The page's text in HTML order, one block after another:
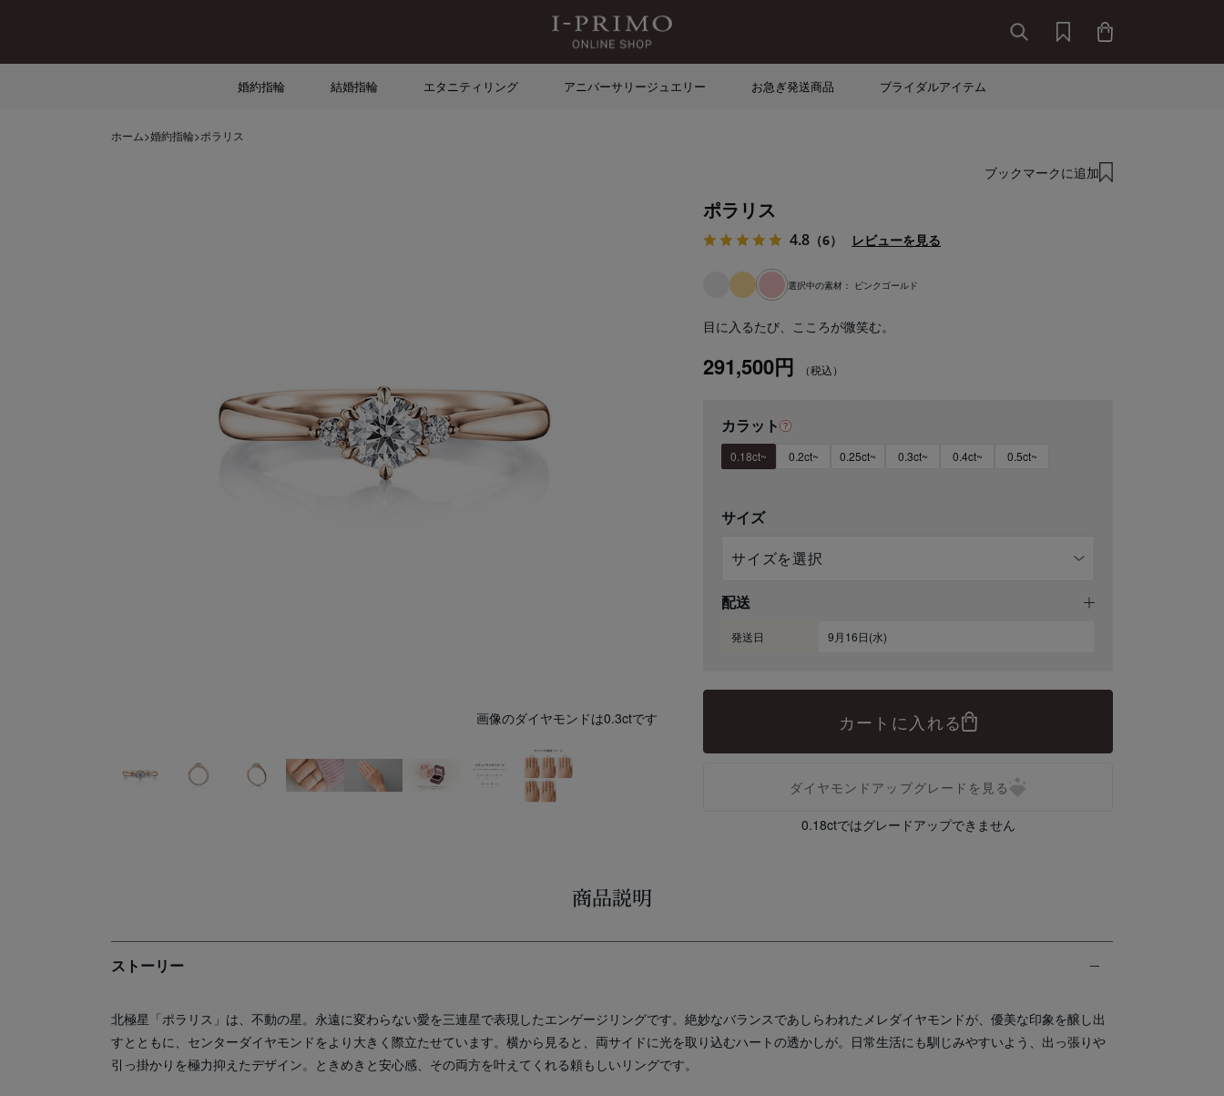
婚約指輪 結婚指輪 エタニティリング アニバーサリージュエリー お急ぎ発送商品 ブライダルアイテム
ホーム>婚約指輪>ポラリス
画像のダイヤモンドは0.3ctです
ブックマークに追加
ポラリス
4.8 （6） レビューを見る
選択中の素材： ピンクゴールド
目に入るたび、こころが微笑む。
291,500円
カラット
0.18ct~ 0.2ct~ 0.25ct~ 0.3ct~ 0.4ct~ 0.5ct~
サイズ
配送
発送日 9月16日(水)
カートに入れる
ダイヤモンドアップグレードを見る
0.18ctではグレードアップできません
商品説明
ストーリー
北極星「ポラリス」は、不動の星。永遠に変わらない愛を三連星で表現したエンゲージリングです。絶妙なバランスであしらわれたメレダイヤモンドが、優美な印象を醸し出
すとともに、センターダイヤモンドをより大きく際立たせています。横から見ると、両サイドに光を取り込むハートの透かしが。日常生活にも馴じみやすいよう、出っ張りや
引っ掛かりを極力抑えたデザイン。ときめきと安心感、その両方を叶えてくれる頼もしいリングです。